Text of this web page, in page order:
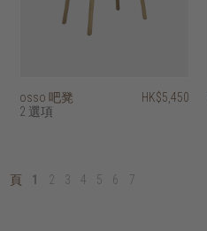
osso 吧凳
2 選項
HK$5,450
頁 1 2 3 4 5 6 7